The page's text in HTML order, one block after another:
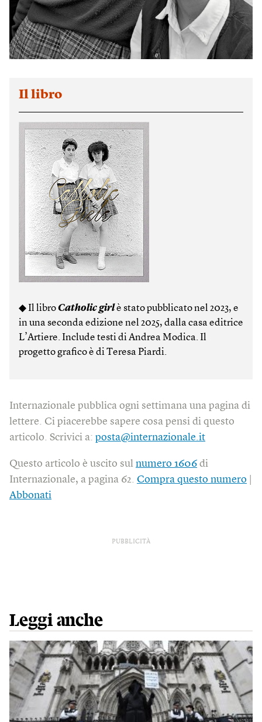
Il libro
◆ Il libroCatholic girlè stato pubblicato nel 2023, e
in una seconda edizione nel 2025, dalla casa editrice
L’Artiere. Include testi di Andrea Modica. Il
progetto grafico è di Teresa Piardi.
Internazionale pubblica ogni settimana una pagina di
lettere. Ci piacerebbe sapere cosa pensi di questo
articolo. Scrivici a: posta@internazionale.it
Questo articolo è uscito sul numero 1606 di
Internazionale, a pagina 62. Compra questo numero
Abbonati
PUBBLICITÀ
Leggi anche